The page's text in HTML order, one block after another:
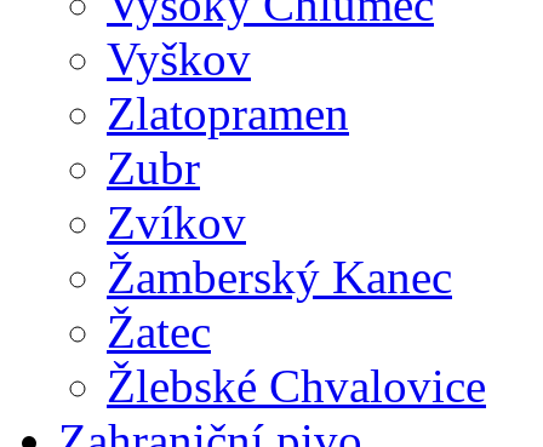
Vyškov
Zlatopramen
Zubr
Zvíkov
Žamberský Kanec
Žatec
Žlebské Chvalovice